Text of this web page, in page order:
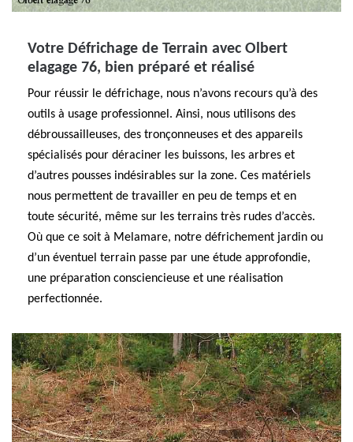
Votre Défrichage de Terrain avec Olbert
elagage 76, bien préparé et réalisé
Pour réussir le défrichage, nous n’avons recours qu’à des
outils à usage professionnel. Ainsi, nous utilisons des
débroussailleuses, des tronçonneuses et des appareils
spécialisés pour déraciner les buissons, les arbres et
d’autres pousses indésirables sur la zone. Ces matériels
nous permettent de travailler en peu de temps et en
toute sécurité, même sur les terrains très rudes d’accès.
Où que ce soit à Melamare, notre défrichement jardin ou
d’un éventuel terrain passe par une étude approfondie,
une préparation consciencieuse et une réalisation
perfectionnée.